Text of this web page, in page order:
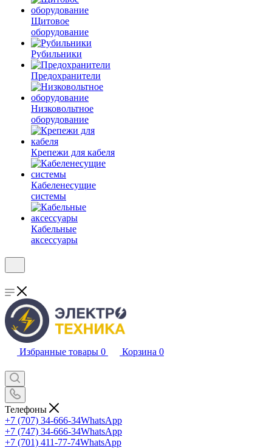
Щитовое
оборудование
Рубильники
Предохранители
Низковольтное
оборудование
Крепежи для кабеля
Кабеленесущие
системы
Кабельные
аксессуары
Избранные товары 0 Корзина 0
Телефоны
+7 (707) 34-666-34WhatsApp
+7 (747) 34-666-34WhatsApp
+7 (701) 411-77-74WhatsApp